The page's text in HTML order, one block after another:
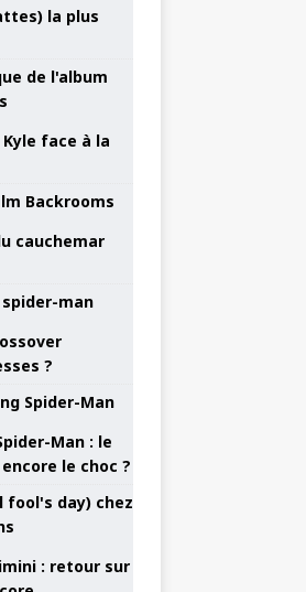
la plus
Kyle face à la
cauchemar
?
Man : le
le choc ?
: retour sur